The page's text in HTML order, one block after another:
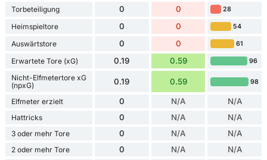
Torbeteiligung 0 0 28
Heimspieltore 0 0 54
Auswärtstore 0 0 61
Erwartete Tore (xG) 0.19 0.59 96
Nicht-Elfmetertore xG
(npxG)
0.19 0.59 98
Elfmeter erzielt 0 N/A N/A
Hattricks 0 N/A N/A
3 oder mehr Tore 0 N/A N/A
2 oder mehr Tore 0 N/A N/A